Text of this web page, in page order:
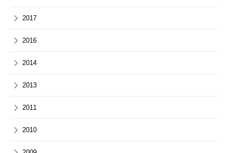
2017
2016
2014
2013
2011
2010